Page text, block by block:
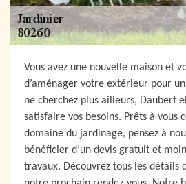
Vous avez une nouvelle maison et
d’aménager votre extérieur pour
ne cherchez plus ailleurs, Daubert
satisfaire vos besoins. Prêts à vous
domaine du jardinage, pensez à
bénéficier d’un devis gratuit et
travaux. Découvrez tous les détails